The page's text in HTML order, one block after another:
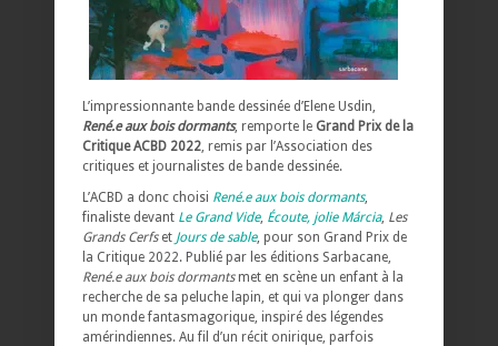
L’impressionnante bande dessinée d’Elene Usdin,
René.e aux bois dormants, remporte le Grand Prix de la
Critique ACBD 2022 , remis par l’Association des
critiques et journalistes de bande dessinée.
L’ACBD a donc choisi René.e aux bois dormants,
finaliste devant Le Grand Vide, Écoute, jolie Márcia, Les
Grands Cerfset Jours de sable, pour son Grand Prix de
la Critique 2022. Publié par les éditions Sarbacane,
René.e aux bois dormantsmet en scène un enfant à la
recherche de sa peluche lapin, et qui va plonger dans
un monde fantasmagorique, inspiré des légendes
amérindiennes. Au fil d’un récit onirique, parfois